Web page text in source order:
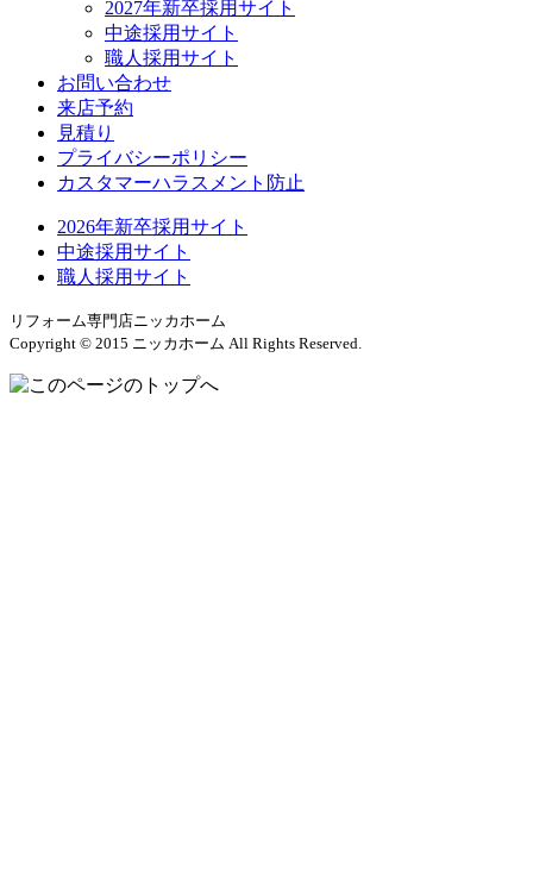
2027年新卒採用サイト
中途採用サイト
職人採用サイト
お問い合わせ
来店予約
見積り
プライバシーポリシー
カスタマーハラスメント防止
2026年新卒採用サイト
中途採用サイト
職人採用サイト
リフォーム専門店ニッカホーム
Copyright © 2015 ニッカホーム All Rights Reserved.